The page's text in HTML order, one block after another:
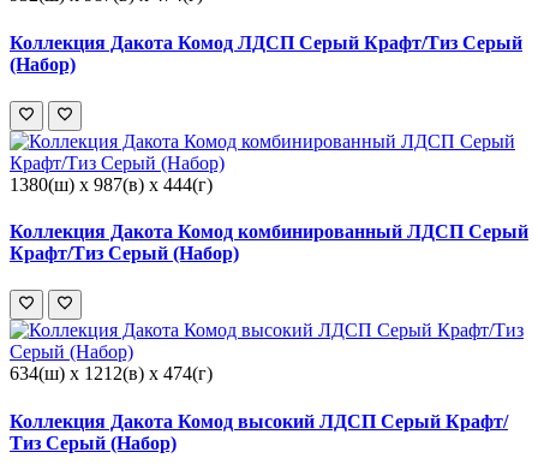
Коллекция Дакота Комод ЛДСП Серый Крафт/Тиз Серый
(Набор)
1380(ш) x 987(в) x 444(г)
Коллекция Дакота Комод комбинированный ЛДСП Серый
Крафт/Тиз Серый (Набор)
634(ш) x 1212(в) x 474(г)
Коллекция Дакота Комод высокий ЛДСП Серый Крафт/
Тиз Серый (Набор)